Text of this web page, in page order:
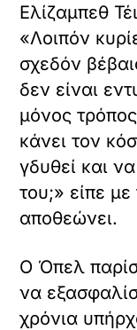
Ελίζαμπεθ
«Λοιπόν
σχεδόν
δεν είναι
μόνος
κάνει τον
γδυθεί και να
του;» είπε
αποθεώνει.
Ο Όπελ
να
χρόνια